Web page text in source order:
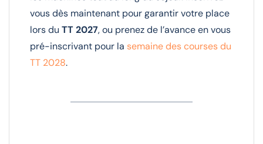
vous dès maintenant pour garantir votre place
lors du TT 2027, ou prenez de l’avance en vous
pré-inscrivant pour la semaine des courses du
TT 2028.